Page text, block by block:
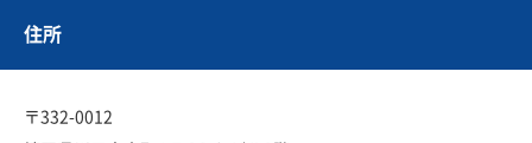
住所
〒332-0012